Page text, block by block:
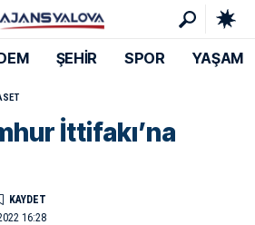
ŞEHİR SPOR YAŞAM
İttifakı’na
16:28